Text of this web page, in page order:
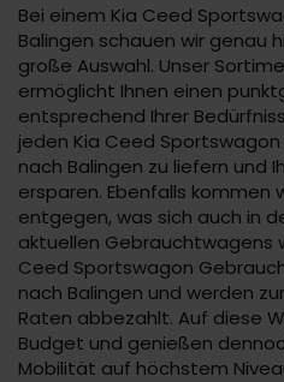
Bei einem Kia Ceed
Balingen schauen wir genau
große Auswahl. Unser
ermöglicht Ihnen einen
entsprechend Ihrer
jeden Kia Ceed
nach Balingen zu liefern und
ersparen. Ebenfalls kommen
entgegen, was sich auch in
aktuellen Gebrauchtwagens
Ceed Sportswagon
nach Balingen und werden
Raten abbezahlt. Auf diese
Budget und genießen
Mobilität auf höchstem